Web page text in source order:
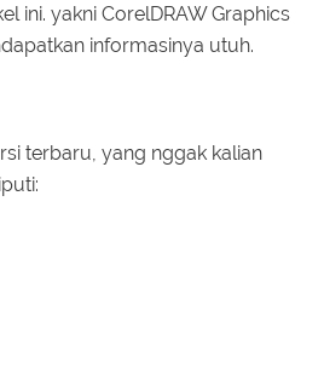
ini. yakni CorelDRAW Graphics
informasinya utuh.
terbaru, yang nggak kalian